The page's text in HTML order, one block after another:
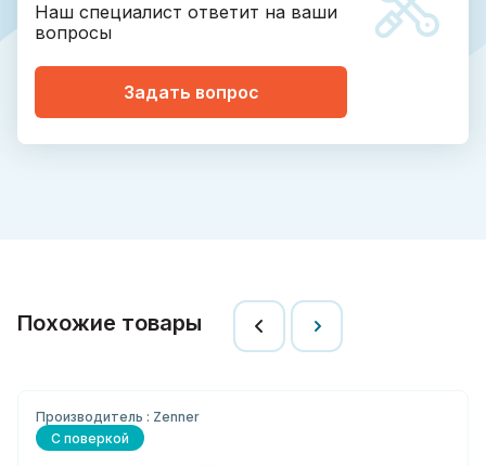
Наш специалист ответит на ваши
вопросы
Задать вопрос
Похожие товары
Производитель : Zenner
С поверкой